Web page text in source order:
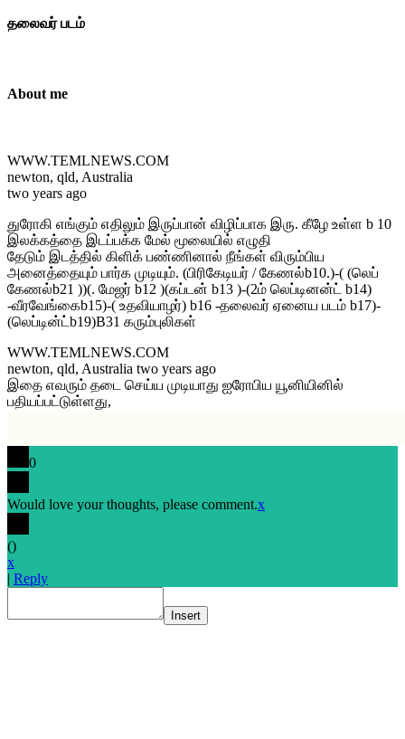
தலைவர் படம்
About me
WWW.TEMLNEWS.COM
newton, qld, Australia
two years ago
துரோகி எங்கும் எதிலும் இருப்பான் விழிப்பாக இரு. கீழே உள்ள b 10
இலக்கத்தை இடப்பக்க மேல் மூலையில் எழுதி
தேடும் இடத்தில் கிளிக் பண்ணினால் நீங்கள் விரும்பிய
அனைத்தையும் பார்க முடியும். (பிரிகேடியர் / கேணல்b10.)-( (லெப்
கேணல்b21 ))(. மேஜர் b12 )(கப்டன் b13 )-(2ம் லெப்டினன்ட் b14)
-வீரவேங்கைb15)-( உதவியாழர்) b16 -தலைவர் ஏனைய படம் b17)-
(லெப்டின்ட்b19)B31 கரும்புலிகள்
WWW.TEMLNEWS.COM
newton, qld, Australia two years ago
இதை எவரும் தடை செய்ய முடியாது ஐரோபிய யூனியினில்
பதியப்பட்டுள்ளது,
0
Would love your thoughts, please comment.x
()
x
| Reply
Insert